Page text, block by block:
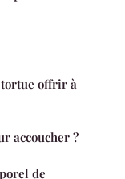
offrir à
accoucher ?
de